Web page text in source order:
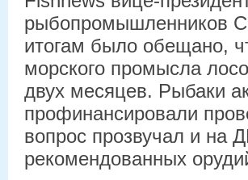
рыбопромышленников
итогам было обещано,
морского промысла
двух месяцев. Рыбаки
профинансировали
вопрос прозвучал и на
рекомендованных